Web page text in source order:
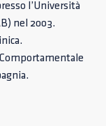
l’Università
nel 2003.